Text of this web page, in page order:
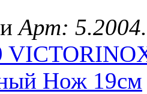
Арт:
Нож 19см